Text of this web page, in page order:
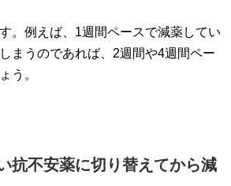
。例えば、1週間ペースで減薬してい
まうのであれば、2週間や4週間ペー
う。
抗不安薬に切り替えてから減